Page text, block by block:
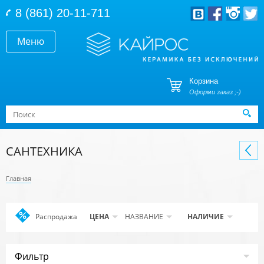
Меню
8 (861) 20-11-711
Корзина
Оформи заказ ;-)
Форма поиска
Поиск
САНТЕХНИКА
Главная
Распродажа ApplyЦЕНА НАЗВАНИЕ НАЛИЧИЕ
Фильтр